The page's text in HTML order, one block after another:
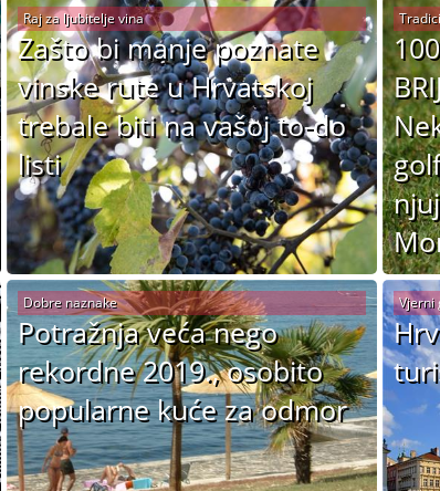
Zašto bi manje poznate
vinske rute u Hrvatskoj
trebale biti na vašoj to-do
listi
Raj za ljubitelje vina
Potražnja veća nego
rekordne 2019., osobito
popularne kuće za odmor
Dobre naznake Vjerni